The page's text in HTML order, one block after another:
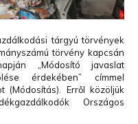
tárgyú törvények
törvény kapcsán
„Módosító javaslat
érdekében” címmel
Erről közöljük
Országos